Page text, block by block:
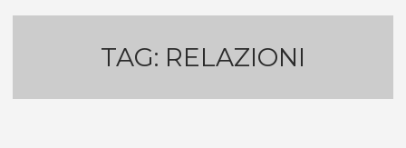
TAG: RELAZIONI